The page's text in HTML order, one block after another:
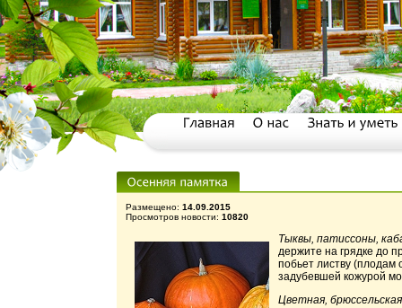
Размещено: 14.09.2015
Просмотров новости: 10820
Тыквы, патиссоны,
держите на грядке до
побьет листву (плодам
задубевшей кожурой
Цветная,